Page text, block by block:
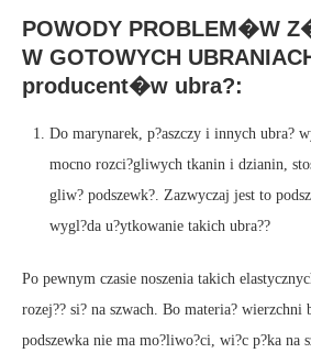
POWODY PROBLEM�W
W GOTOWYCH
producent�w ubra?:
Do marynarek, p?aszczy i innych ubra?
mocno rozci?gliwych tkanin i dzianin,
gliw? podszewk?. Zazwyczaj jest to
wygl?da u?ytkowanie takich ubra??
Po pewnym czasie noszenia takich
rozej?? si? na szwach. Bo materia? wierzchni
podszewka nie ma mo?liwo?ci, wi?c p?ka na